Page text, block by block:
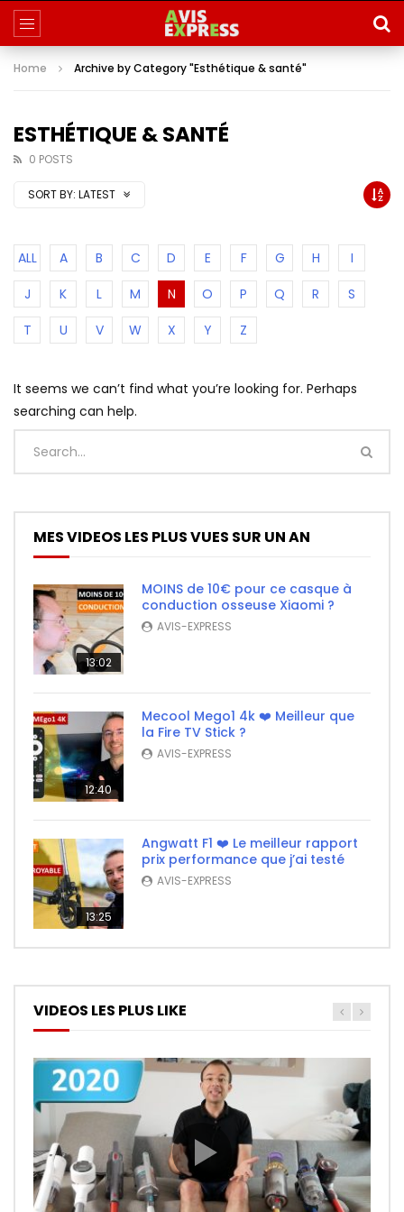
Home Archive by Category "Esthétique & santé"
ESTHÉTIQUE & SANTÉ
0 POSTS
SORT BY: LATEST
ALL A B C D E F G H
I
J
K L M N O P Q R
S
T
U V W X Y Z
It seems we can’t find what you’re looking for. Perhaps
searching can help.
MES VIDEOS LES PLUS VUES SUR UN AN
13:02
MOINS de 10€ pour ce casque à
conduction osseuse Xiaomi ?
AVIS-EXPRESS
12:40
Mecool Mego1 4k ❤️ Meilleur que
la Fire TV Stick ?
AVIS-EXPRESS
13:25
Angwatt F1 ❤️ Le meilleur rapport
prix performance que j’ai testé
AVIS-EXPRESS
VIDEOS LES PLUS LIKE